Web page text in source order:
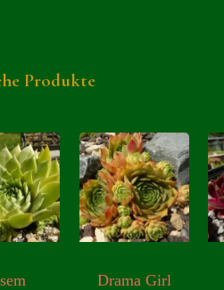
Produkte
Drama Girl